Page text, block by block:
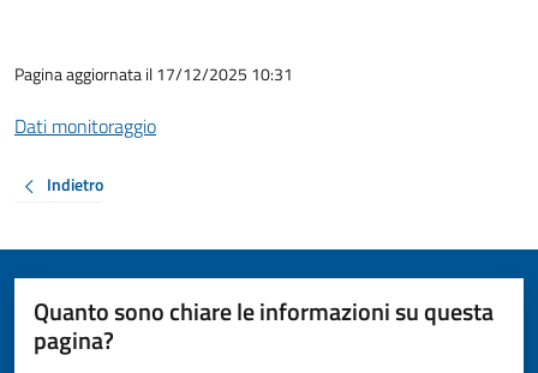
Pagina aggiornata il 17/12/2025 10:31
Dati monitoraggio
Indietro
Quanto sono chiare le informazioni su questa
pagina?